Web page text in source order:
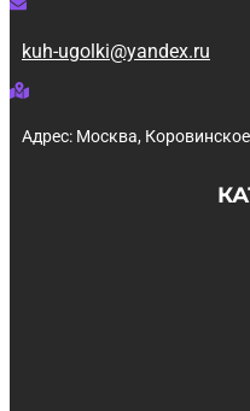
kuh-ugolki@yandex.ru
Адрес: Москва,